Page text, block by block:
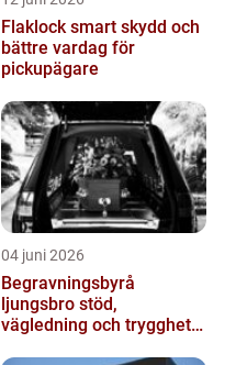
Flaklock smart skydd och
bättre vardag för
pickupägare
04 juni 2026
Begravningsbyrå
ljungsbro stöd,
vägledning och trygghet